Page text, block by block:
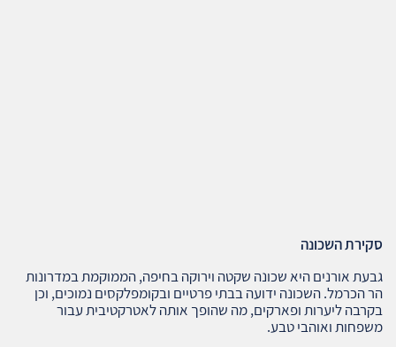
סקירת השכונה
גבעת אורנים היא שכונה שקטה וירוקה בחיפה, הממוקמת במדרונות
הר הכרמל. השכונה ידועה בבתי פרטיים ובקומפלקסים נמוכים, וכן
בקרבה ליערות ופארקים, מה שהופך אותה לאטרקטיבית עבור
משפחות ואוהבי טבע.